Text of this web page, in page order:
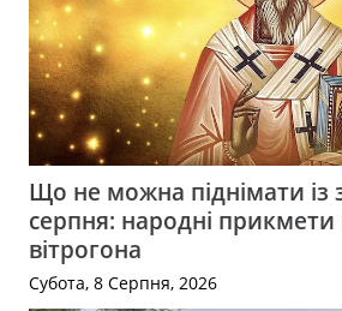
Що не можна піднімати із
серпня: народні
вітрогона
Субота, 8 Серпня, 2026